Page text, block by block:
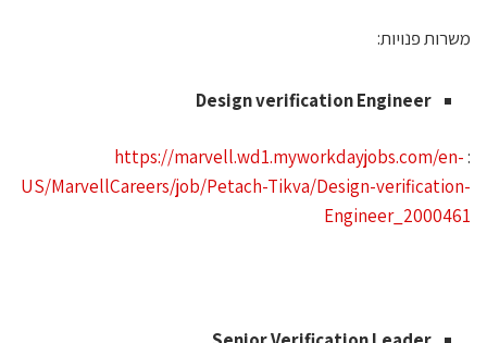
פנויות:
Design verification Engineer
https://marvell.wd1.myworkdayjobs.com/en-
US/MarvellCareers/job/Petach-Tikva/Design-